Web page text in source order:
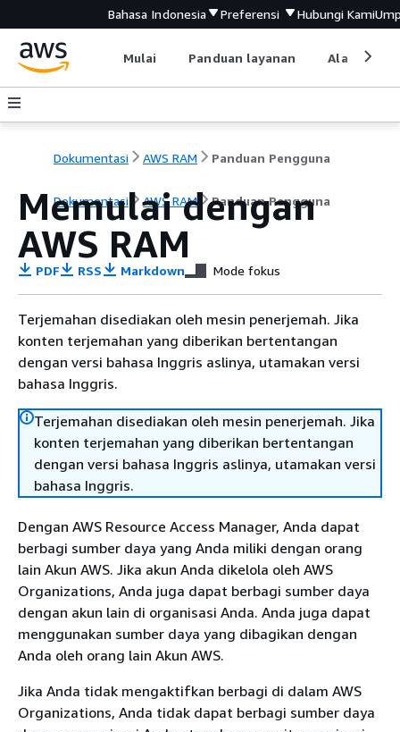
Bahasa Indonesia Preferensi Hubungi Kami
Mulai Panduan layanan Alat
Dokumentasi AWS RAM Panduan Pengguna
Dokumentasi AWS RAM Panduan Pengguna
Memulai dengan
AWS RAM
PDF RSS Markdown Mode fokus
Terjemahan disediakan oleh mesin penerjemah. Jika
konten terjemahan yang diberikan bertentangan
dengan versi bahasa Inggris aslinya, utamakan versi
bahasa Inggris.
Terjemahan disediakan oleh mesin penerjemah. Jika
konten terjemahan yang diberikan bertentangan
dengan versi bahasa Inggris aslinya, utamakan versi
bahasa Inggris.
Dengan AWS Resource Access Manager, Anda dapat
berbagi sumber daya yang Anda miliki dengan orang
lain Akun AWS. Jika akun Anda dikelola oleh AWS
Organizations, Anda juga dapat berbagi sumber daya
dengan akun lain di organisasi Anda. Anda juga dapat
menggunakan sumber daya yang dibagikan dengan
Anda oleh orang lain Akun AWS.
Jika Anda tidak mengaktifkan berbagi di dalam AWS
Organizations, Anda tidak dapat berbagi sumber daya